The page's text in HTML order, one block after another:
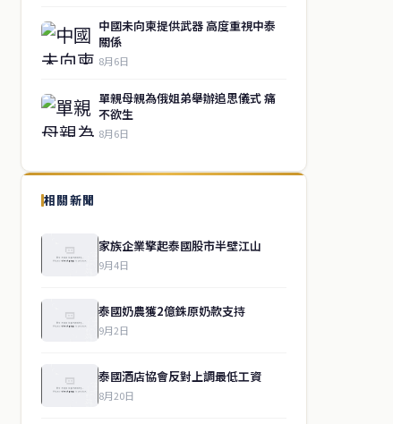
中國未向柬提供武器 高度重視中泰
關係
8月6日
單親母親為俄姐弟舉辦追思儀式 痛
不欲生
8月6日
相關新聞
家族企業擎起泰國股市半壁江山
9月4日
泰國奶農獲2億銖原奶款支持
9月2日
泰國酒店協會反對上調最低工資
8月20日